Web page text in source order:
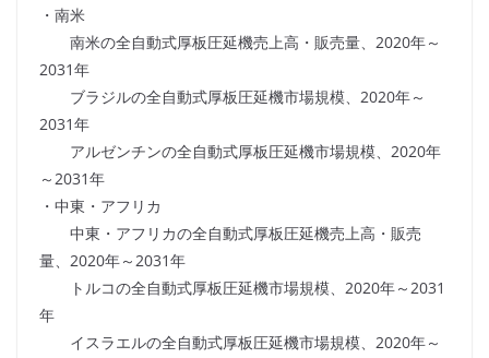
・南米
南米の全自動式厚板圧延機売上高・販売量、2020年～
2031年
ブラジルの全自動式厚板圧延機市場規模、2020年～
2031年
アルゼンチンの全自動式厚板圧延機市場規模、2020年
～2031年
・中東・アフリカ
中東・アフリカの全自動式厚板圧延機売上高・販売
量、2020年～2031年
トルコの全自動式厚板圧延機市場規模、2020年～2031
年
イスラエルの全自動式厚板圧延機市場規模、2020年～